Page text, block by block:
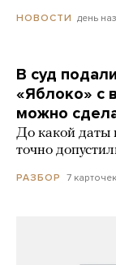
НОВОСТИ день
В суд
«Яблоко» с
можно
До какой даты
точно
РАЗБОР 7 карточек